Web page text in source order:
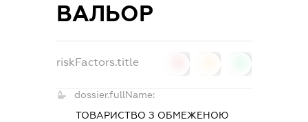
ВАЛЬОР
riskFactors.title
dossier.fullName:
ТОВАРИСТВО З ОБМЕЖЕНОЮ